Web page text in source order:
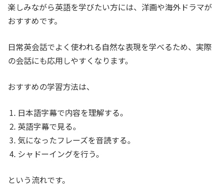
楽しみながら英語を学びたい方には、洋画や海外ドラマが
おすすめです。
日常英会話でよく使われる自然な表現を学べるため、実際
の会話にも応用しやすくなります。
おすすめの学習方法は、
日本語字幕で内容を理解する。
英語字幕で見る。
気になったフレーズを音読する。
シャドーイングを行う。
という流れです。